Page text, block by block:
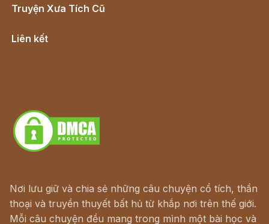
Truyện Xưa Tích Cũ
Liên kết
Nơi lưu giữ và chia sẻ những câu chuyện cổ tích, thần
thoại và truyền thuyết bất hủ từ khắp nơi trên thế giới.
Mỗi câu chuyện đều mang trong mình một bài học và